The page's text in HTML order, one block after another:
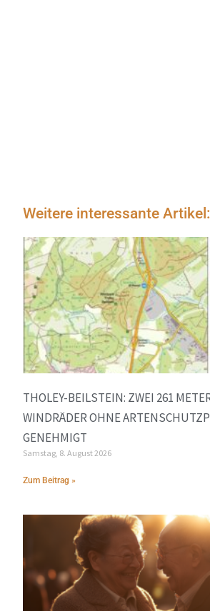
Weitere interessante Artikel:
THOLEY-BEILSTEIN: ZWEI 261
WINDRÄDER OHNE
GENEHMIGT
Samstag, 8. August 2026
Zum Beitrag »